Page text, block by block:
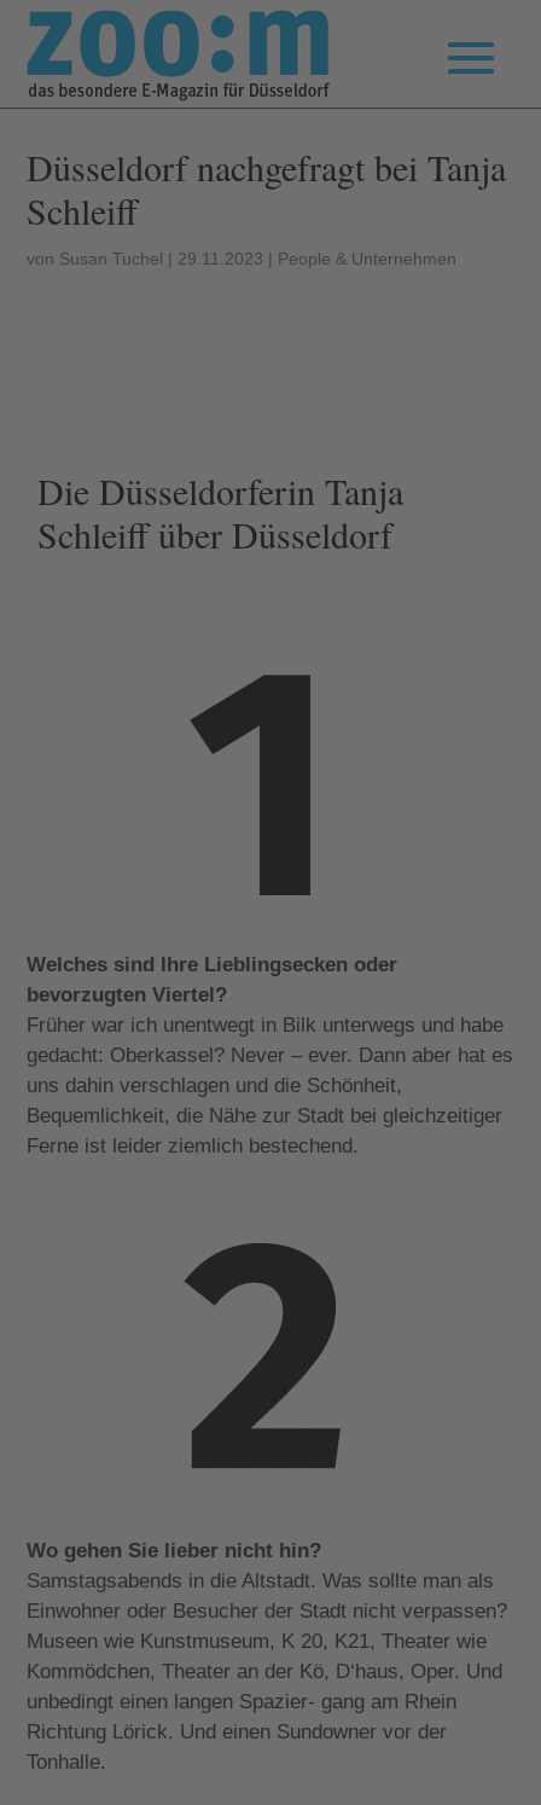
Düsseldorf nachgefragt bei Tanja
Schleiff
von Susan Tuchel | 29.11.2023 | People & Unternehmen
Die Düsseldorferin Tanja
Schleiff über Düsseldorf
Welches sind Ihre Lieblingsecken oder
bevorzugten Viertel?
Früher war ich unentwegt in Bilk unterwegs und habe
gedacht: Oberkassel? Never – ever. Dann aber hat es
uns dahin verschlagen und die Schönheit,
Bequemlichkeit, die Nähe zur Stadt bei gleichzeitiger
Ferne ist leider ziemlich bestechend.
Wo gehen Sie lieber nicht hin?
Samstagsabends in die Altstadt. Was sollte man als
Einwohner oder Besucher der Stadt nicht verpassen?
Museen wie Kunstmuseum, K 20, K21, Theater wie
Kommödchen, Theater an der Kö, D‘haus, Oper. Und
unbedingt einen langen Spazier- gang am Rhein
Richtung Lörick. Und einen Sundowner vor der
Tonhalle.